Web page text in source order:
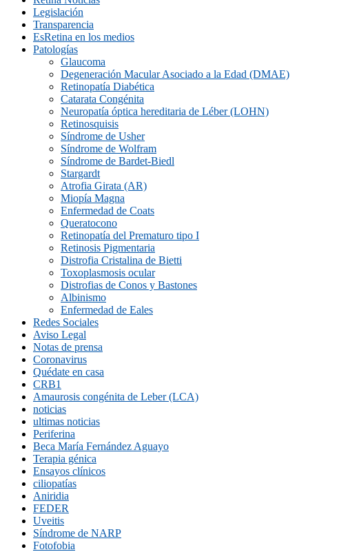
Legislación
Transparencia
EsRetina en los medios
Patologías
Glaucoma
Degeneración Macular Asociado a la Edad (DMAE)
Retinopatía Diabética
Catarata Congénita
Neuropatí­a óptica hereditaria de Léber (LOHN)
Retinosquisis
Síndrome de Usher
Síndrome de Wolfram
Síndrome de Bardet-Biedl
Stargardt
Atrofia Girata (AR)
Miopía Magna
Enfermedad de Coats
Queratocono
Retinopatí­a del Prematuro tipo I
Retinosis Pigmentaria
Distrofia Cristalina de Bietti
Toxoplasmosis ocular
Distrofias de Conos y Bastones
Albinismo
Enfermedad de Eales
Redes Sociales
Aviso Legal
Notas de prensa
Coronavirus
Quédate en casa
CRB1
Amaurosis congénita de Leber (LCA)
noticias
ultimas noticias
Periferina
Beca María Fernández Aguayo
Terapia génica
Ensayos clínicos
ciliopatías
Aniridia
FEDER
Uveitis
Síndrome de NARP
Fotofobia